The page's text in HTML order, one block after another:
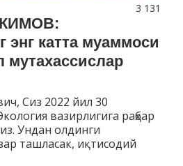
3 131
энг катта муаммоси
мутахассислар
Сиз 2022 йил 30
вазирлигига раҳбар
Ундан олдинги
ташласак, иқтисодий